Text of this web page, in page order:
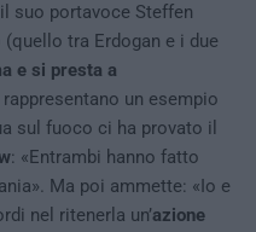
suo portavoce Steffen
tra Erdogan e i due
e si presta a
un esempio
sul fuoco ci ha provato il
: «Entrambi hanno fatto
Ma poi ammette: «Io e
nel ritenerla un’azione